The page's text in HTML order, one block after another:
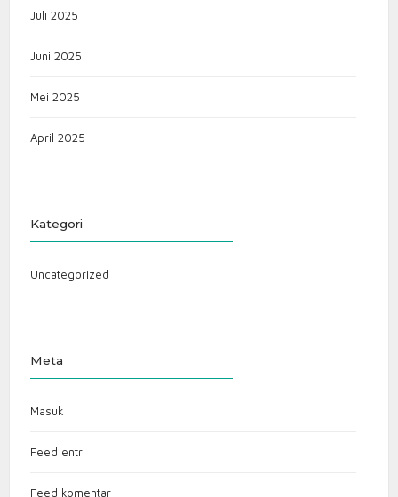
Juli 2025
Juni 2025
Mei 2025
April 2025
Kategori
Uncategorized
Meta
Masuk
Feed entri
Feed komentar